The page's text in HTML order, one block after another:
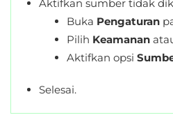
Aktifkan sumber tidak
Buka Pengaturan
Pilih Keamanan
Aktifkan opsi
Selesai.